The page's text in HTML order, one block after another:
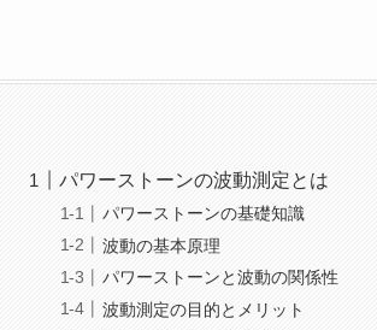
パワーストーンの波動測定とは
パワーストーンの基礎知識
波動の基本原理
パワーストーンと波動の関係性
波動測定の目的とメリット